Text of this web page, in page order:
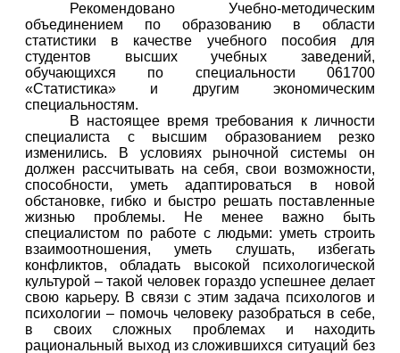
Рекомендовано Учебно-методическим
объединением по образованию в области
статистики в качестве учебного пособия для
студентов высших учебных заведений,
обучающихся по специальности 061700
«Статистика» и другим экономическим
специальностям.
В настоящее время требования к личности
специалиста с высшим образованием резко
изменились. В условиях рыночной системы он
должен рассчитывать на себя, свои возможности,
способности, уметь адаптироваться в новой
обстановке, гибко и быстро решать поставленные
жизнью проблемы. Не менее важно быть
специалистом по работе с людьми: уметь строить
взаимоотношения, уметь слушать, избегать
конфликтов, обладать высокой психологической
культурой – такой человек гораздо успешнее делает
свою карьеру. В связи с этим задача психологов и
психологии – помочь человеку разобраться в себе,
в своих сложных проблемах и находить
рациональный выход из сложившихся ситуаций без